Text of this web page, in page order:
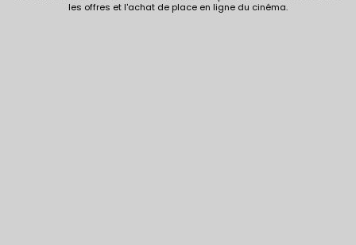
les offres et l'achat de place en ligne du cinéma.